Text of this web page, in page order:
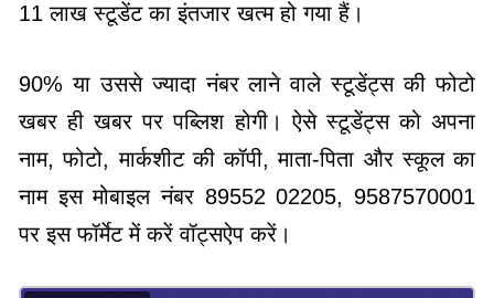
11 लाख स्टूडेंट का इंतजार खत्म हो गया हैं।
90% या उससे ज्यादा नंबर लाने वाले स्टूडेंट्स की फोटो
खबर ही खबर पर पब्लिश होगी। ऐसे स्टूडेंट्स को अपना
नाम, फोटो, मार्कशीट की कॉपी, माता-पिता और स्कूल का
नाम इस मोबाइल नंबर 89552 02205, 9587570001
पर इस फॉर्मेट में करें वॉट्सऐप करें।